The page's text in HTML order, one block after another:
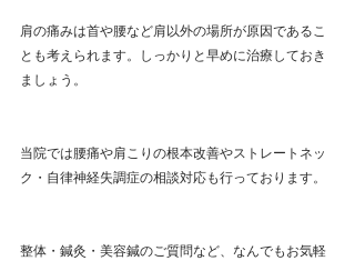
肩の痛みは首や腰など肩以外の場所が原因であるこ
とも考えられます。しっかりと早めに治療しておき
ましょう。
当院では腰痛や肩こりの根本改善やストレートネッ
ク・自律神経失調症の相談対応も行っております。
整体・鍼灸・美容鍼のご質問など、なんでもお気軽